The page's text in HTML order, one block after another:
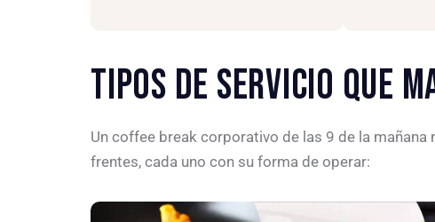
TIPOS DE SERVICIO QUE
Un coffee break corporativo de las 9 de la
frentes, cada uno con su forma de operar: